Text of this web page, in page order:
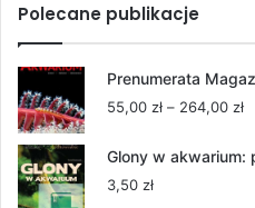
Polecane publikacje
Prenumerata
55,00 zł – 264,00 zł
Glony w akwarium:
3,50 zł